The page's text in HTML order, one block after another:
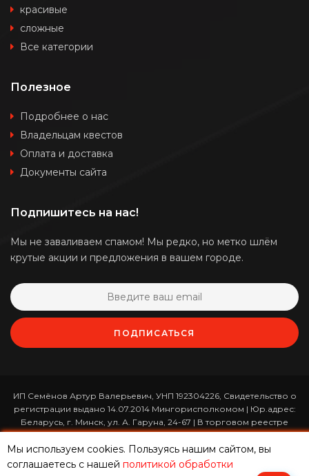
красивые
сложные
Все категории
Полезное
Подробнее о нас
Владельцам квестов
Оплата и доставка
Документы сайта
Подпишитесь на нас!
Мы не заваливаем спамом! Мы редко, но метко шлём
крутые акции и предложения в вашем городе.
ПОДПИСАТЬСЯ
ИП Семёнов Артур Валерьевич, УНП 192304226, Свидетельство о
регистрации выдано 14.07.2014 Мингорисполкомом | Юр.адрес:
Беларусь, г. Минск, ул. А. Гаруна, 24-67 | В торговом реестре
зарегистрирован 26.01.2017 за номером 365820 | Режим работы:
ежедневно с 10:00 до 19:00 (приём заказов онлайн -
круглосуточно)
Мы используем cookies. Пользуясь нашим сайтом, вы
соглашаетесь с нашей политикой обработки